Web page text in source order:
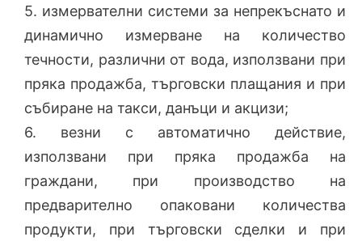
5. измервателни системи за непрекъснато и
динамично измерване на количество
течности, различни от вода, използвани при
пряка продажба, търговски плащания и при
събиране на такси, данъци и акцизи;
6. везни с автоматично действие,
използвани при пряка продажба на
граждани, при производство на
предварително опаковани количества
продукти, при търговски сделки и при